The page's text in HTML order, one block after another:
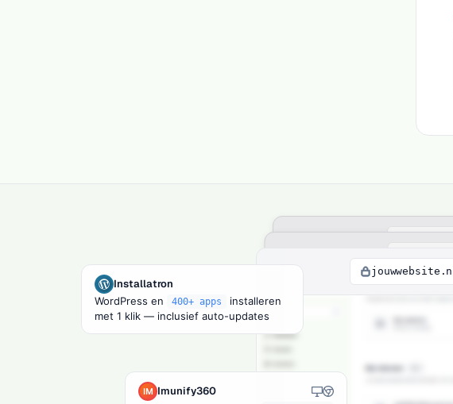
LS LiteSpeed
94.7%
32
32 apps
1-klik installatie
Installatron
WordPress en 400+ apps
installeren
met 1 klik — inclusief auto-updates
IM Imunify360